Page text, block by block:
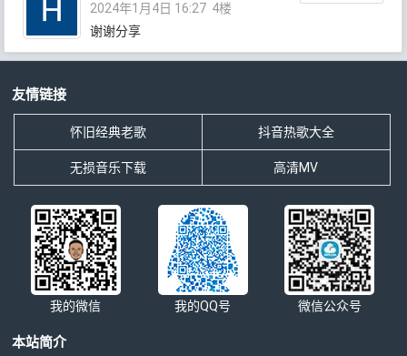
2024年1月4日 16:27 4楼
谢谢分享
友情链接
怀旧经典老歌 抖音热歌大全
无损音乐下载 高清MV
我的微信 我的QQ号 微信公众号
本站简介